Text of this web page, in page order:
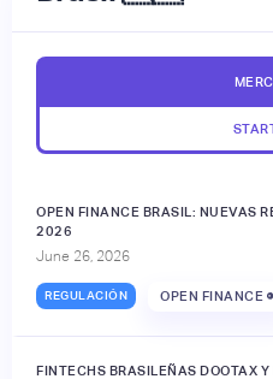
OPEN FINANCE BRASIL: NUEVAS
2026
June 26, 2026
REGULACIÓN OPEN FINANCE
FINTECHS BRASILEÑAS DOOTAX